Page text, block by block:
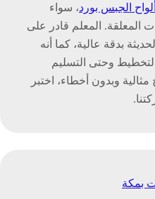
الجبس بورد، سواء
المعلقة. المعلم قادر على
بدقة عالية، كما أنه
وحتى التسليم
وبدون أخطاء، اختبر
بمكة